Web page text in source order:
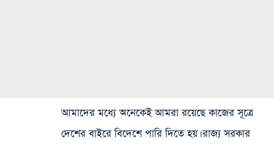
আমাদের মধ্যে অনেকেই আমরা রয়েছে কাজের সূত্রে
দেশের বাইরে বিদেশে পারি দিতে হয়। রাজ্য সরকার